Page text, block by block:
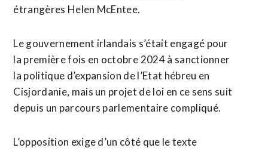
étrangères ‌Helen McEntee.
Le gouvernement irlandais s’était engagé pour
la ​première fois en octobre ⁠2024 à sanctionner
la politique d’expansion de l’Etat hébreu en
‌Cisjordanie, mais un projet ‌de loi en ce sens suit
depuis un parcours parlementaire compliqué.
L’opposition exige d’un côté que le texte